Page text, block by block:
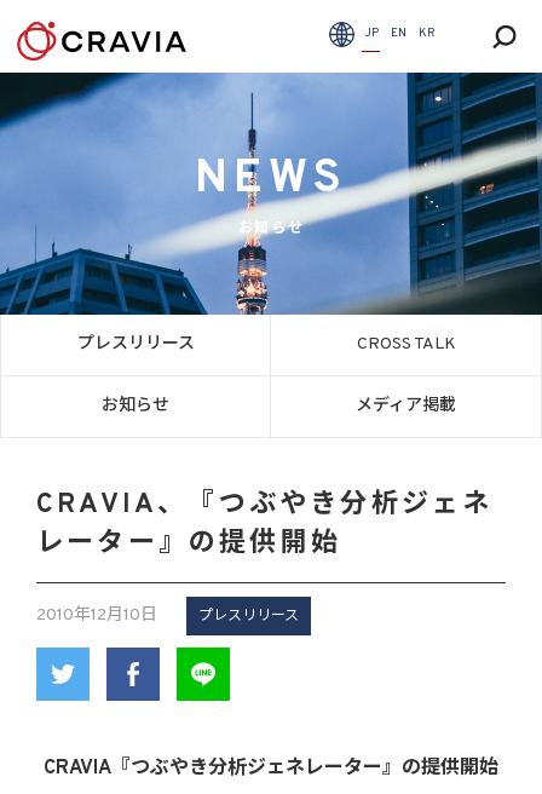
JP EN KR
NEWS
お知らせ
プレスリリース CROSS TALK
お知らせ メディア掲載
CRAVIA、『つぶやき分析ジェネ
レーター』の提供開始
2010年12月10日 プレスリリース
CRAVIA『つぶやき分析ジェネレーター』の提供開始